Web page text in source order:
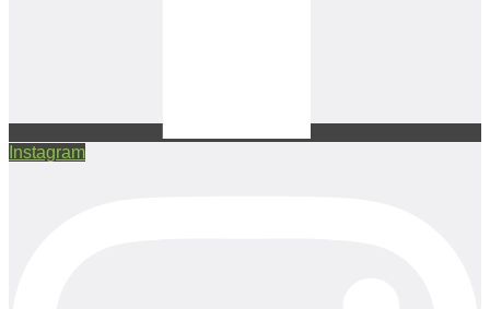
Instagram